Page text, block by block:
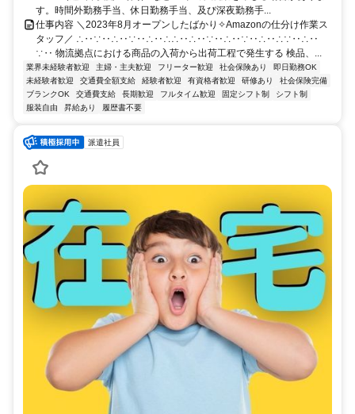
す。時間外勤務手当、休日勤務手当、及び深夜勤務手...
仕事内容 ＼2023年8月オープンしたばかり✧Amazonの仕分け作業ス
タッフ／ ∴‥∵‥∴‥∵‥∴‥∴∴‥∴‥∵‥∴‥∵‥∴‥∴∵‥∴‥
∵‥ 物流拠点における商品の入荷から出荷工程で発生する 検品、...
業界未経験者歓迎 主婦・主夫歓迎 フリーター歓迎 社会保険あり
即日勤務OK
未経験者歓迎
交通費全額支給 経験者歓迎 有資格者歓迎 研修あり
社会保険完備
ブランクOK
交通費支給 長期歓迎 フルタイム歓迎 固定シフト制
シフト制
服装自由
昇給あり 履歴書不要
派遣社員